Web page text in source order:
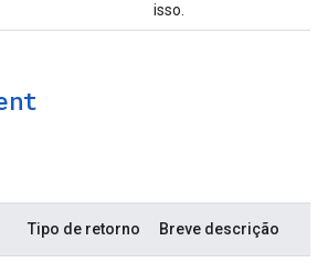
isso.
Tipo de retorno Breve descrição